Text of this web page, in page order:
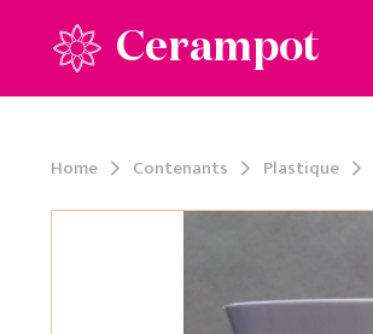
Cerampot
Home Contenants Plastique